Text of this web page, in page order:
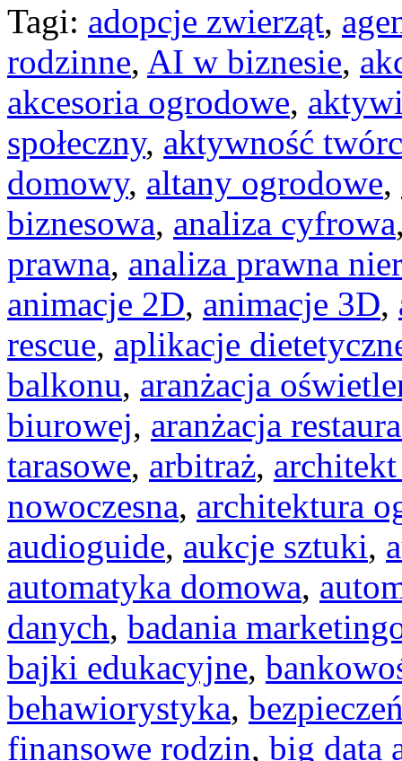
Tagi: adopcje zwierząt,
rodzinne, AI w biznesie,
akcesoria ogrodowe,
społeczny, aktywność
domowy, altany ogrodowe,
biznesowa, analiza cyfrowa
prawna, analiza prawna
animacje 2D, animacje 3D,
rescue, aplikacje
balkonu, aranżacja
biurowej, aranżacja
tarasowe, arbitraż,
nowoczesna, architektura
audioguide, aukcje sztuki,
automatyka domowa,
danych, badania
bajki edukacyjne,
behawiorystyka,
finansowe rodzin, big data